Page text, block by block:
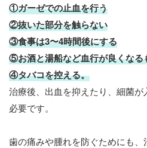
①ガーゼでの止血を行う
②抜いた部分を触らない
③食事は3〜4時間後にする
⑤お酒と湯船など血行が良くなる
④タバコを控える。
治療後、出血を抑えたり、細菌
必要です。
歯の痛みや腫れを防ぐためにも